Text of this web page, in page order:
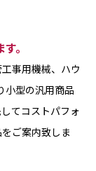
。
事用機械、ハウ
小型の汎用商品
てコストパフォ
ご案内致しま